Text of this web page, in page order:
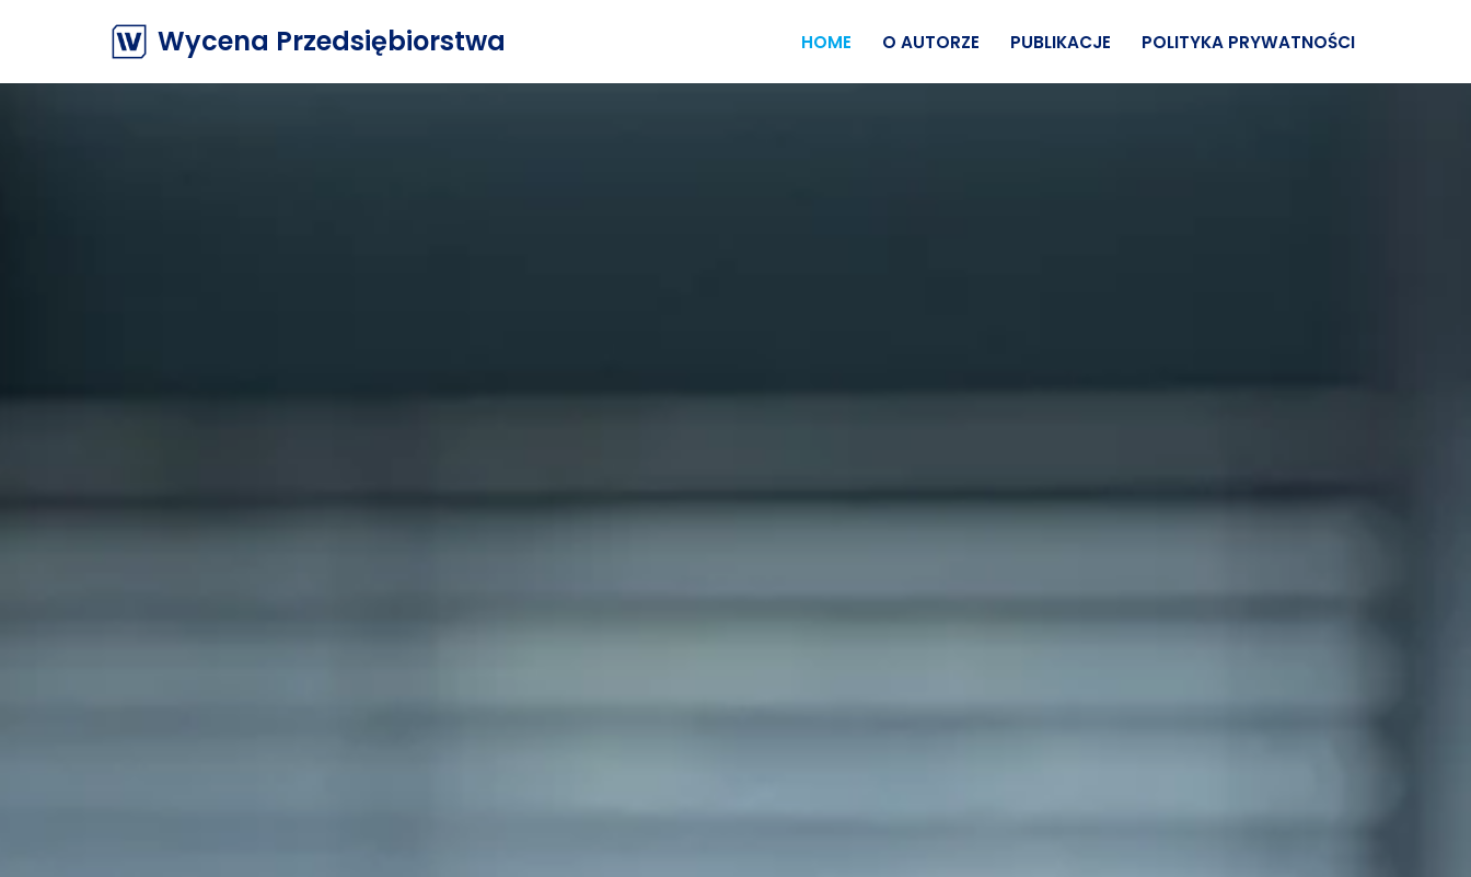
do
Wycena Przedsiębiorstwa HOME O AUTORZE PUBLIKACJE POLITYKA PRYWATNOŚCI